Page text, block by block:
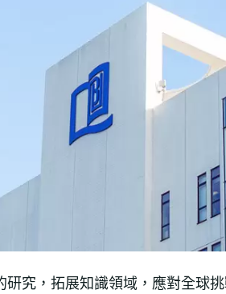
究，拓展知識領域，應對全球挑